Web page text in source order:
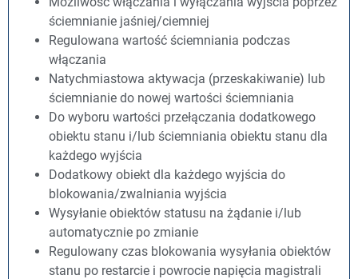
ściemnianie jaśniej/ciemniej
Regulowana wartość ściemniania podczas
włączania
Natychmiastowa aktywacja (przeskakiwanie) lub
ściemnianie do nowej wartości ściemniania
Do wyboru wartości przełączania dodatkowego
obiektu stanu i/lub ściemniania obiektu stanu dla
każdego wyjścia
Dodatkowy obiekt dla każdego wyjścia do
blokowania/zwalniania wyjścia
Wysyłanie obiektów statusu na żądanie i/lub
automatycznie po zmianie
Regulowany czas blokowania wysyłania obiektów
stanu po restarcie i powrocie napięcia magistrali